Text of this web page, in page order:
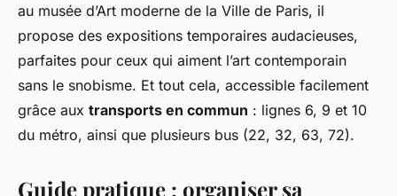
au musée d’Art moderne de la Ville de Paris, il
propose des expositions temporaires audacieuses,
parfaites pour ceux qui aiment l’art contemporain
sans le snobisme. Et tout cela, accessible facilement
grâce aux transports en commun : lignes 6, 9 et 10
du métro, ainsi que plusieurs bus (22, 32, 63, 72).
Guide pratique : organiser sa